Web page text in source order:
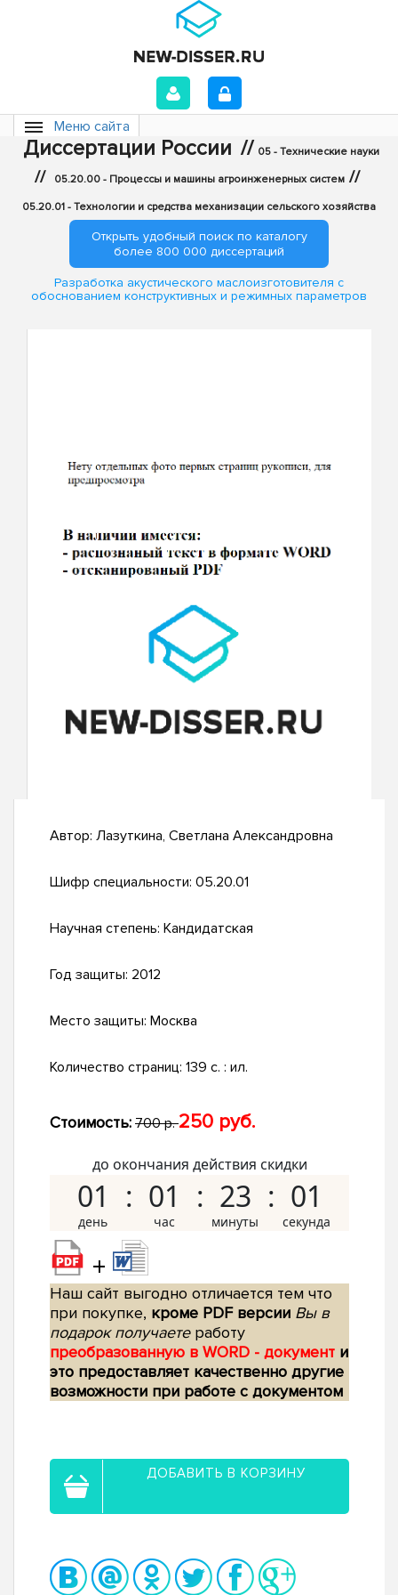
Меню сайта
Диссертации России // 05 - Технические науки
// 05.20.00 - Процессы и машины агроинженерных систем //
05.20.01 - Технологии и средства механизации сельского хозяйства
Открыть удобный поиск по каталогу
более 800 000 диссертаций
Разработка акустического маслоизготовителя с
обоснованием конструктивных и режимных параметров
Автор: Лазуткина, Светлана Александровна
Шифр специальности: 05.20.01
Научная степень: Кандидатская
Год защиты: 2012
Место защиты: Москва
Количество страниц: 139 с. : ил.
Стоимость: 700 р.250 руб.
до окончания действия скидки
01 01 23 00
+
Наш сайт выгодно отличается тем что
при покупке, кроме PDF версии Вы в
подарок получаетеработу
преобразованную в WORD - документ и
это предоставляет качественно другие
возможности при работе с документом
ДОБАВИТЬ В КОРЗИНУ